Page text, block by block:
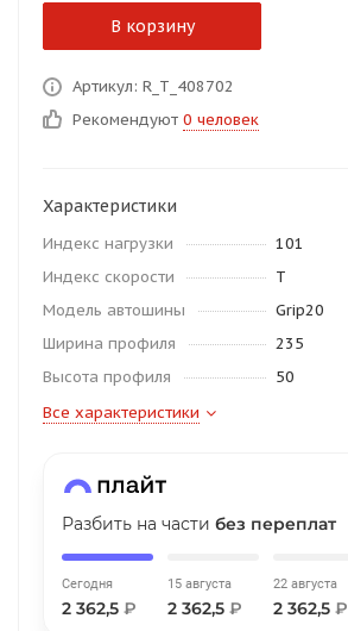
В корзину
Артикул: R_T_408702
Рекомендуют 0 человек
Характеристики
Индекс нагрузки
101
Индекс скорости
T
Модель автошины
Grip20
Ширина профиля
235
Высота профиля
50
Все характеристики
Разбить на части без переплат
Сегодня
2 362,5 ₽
15 августа
2 362,5 ₽
22 августа
2 362,5 ₽
списыватьсяс вашей карты
25%каждые 2 недели
Остались вопросы?
8 800 302-02-51